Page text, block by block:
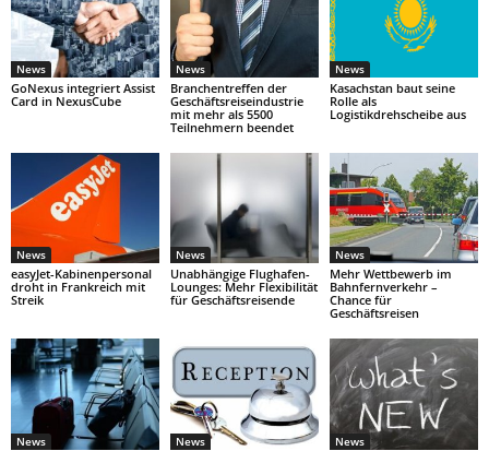
News
GoNexus integriert Assist
Card in NexusCube
News
Branchentreffen der
Geschäftsreiseindustrie
mit mehr als 5500
Teilnehmern beendet
News
Kasachstan baut seine
Rolle als
Logistikdrehscheibe aus
News
easyJet-Kabinenpersonal
droht in Frankreich mit
Streik
News
Unabhängige Flughafen-
Lounges: Mehr Flexibilität
für Geschäftsreisende
News
Mehr Wettbewerb im
Bahnfernverkehr –
Chance für
Geschäftsreisen
News News News